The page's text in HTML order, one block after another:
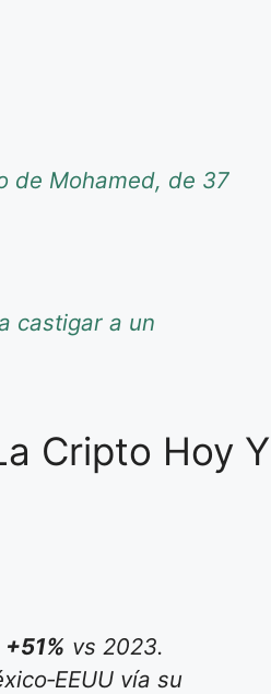
de Mohamed, de 37
castigar a un
Cripto Hoy Y
+51% vs 2023.
vía su